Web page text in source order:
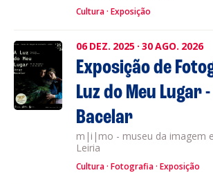
Cultura Exposição
06 DEZ. 2025 · 30AGO. 2026
Exposição de
Luz do Meu Lugar
Bacelar
m|i|mo - museu da imagem
Leiria
Cultura Fotografia Exposição